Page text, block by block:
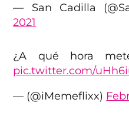
— San Cadilla
2021
¿A qué hora
pic.twitter.com/
— (@iMemeflixx)